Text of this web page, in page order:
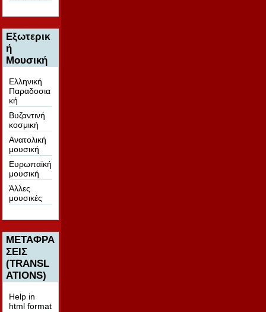
Εξωτερικ
ή
Μουσική
Ελληνική
Παραδοσια
κή
Βυζαντινή
κοσμική
Ανατολική
μουσική
Ευρωπαϊκή
μουσική
Άλλες
μουσικές
ΜΕΤΑΦΡΑ
ΣΕΙΣ
(TRANSL
ATIONS)
Help in
html format